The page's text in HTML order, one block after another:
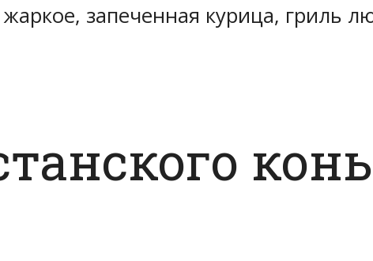
запеченная курица, гриль